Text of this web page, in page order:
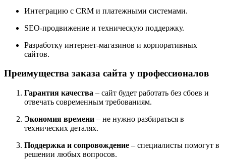
Интеграцию с CRM и платежными системами.
SEO-продвижение и техническую поддержку.
Разработку интернет-магазинов и корпоративных
сайтов.
Преимущества заказа сайта у профессионалов
Гарантия качества – сайт будет работать без сбоев и
отвечать современным требованиям.
Экономия времени – не нужно разбираться в
технических деталях.
Поддержка и сопровождение – специалисты помогут в
решении любых вопросов.